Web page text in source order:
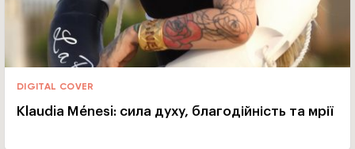
DIGITAL COVER
Klaudia Ménesi: сила духу, благодійність та мрії